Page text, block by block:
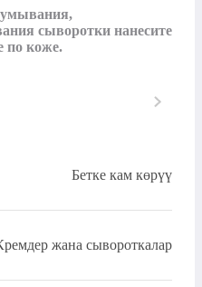
умывания,
сыворотки нанесите
по коже.
Бетке кам көрүү
жана сывороткалар